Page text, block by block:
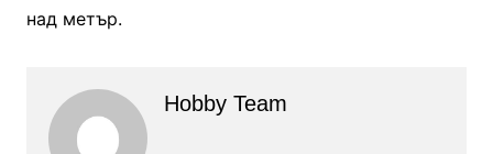
над метър.
Hobby Team